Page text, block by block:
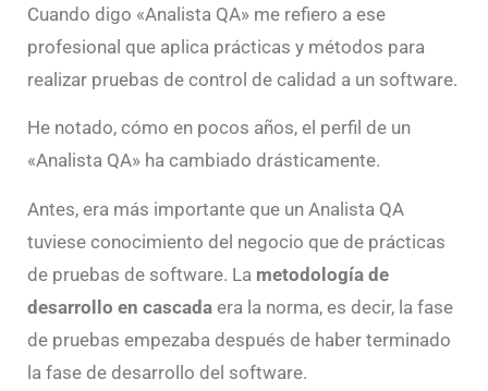
Cuando digo «Analista QA» me refiero a ese
profesional que aplica prácticas y métodos para
realizar pruebas de control de calidad a un software.
He notado, cómo en pocos años, el perfil de un
«Analista QA» ha cambiado drásticamente.
Antes, era más importante que un Analista QA
tuviese conocimiento del negocio que de prácticas
de pruebas de software. La metodología de
desarrollo en cascada era la norma, es decir, la fase
de pruebas empezaba después de haber terminado
la fase de desarrollo del software.